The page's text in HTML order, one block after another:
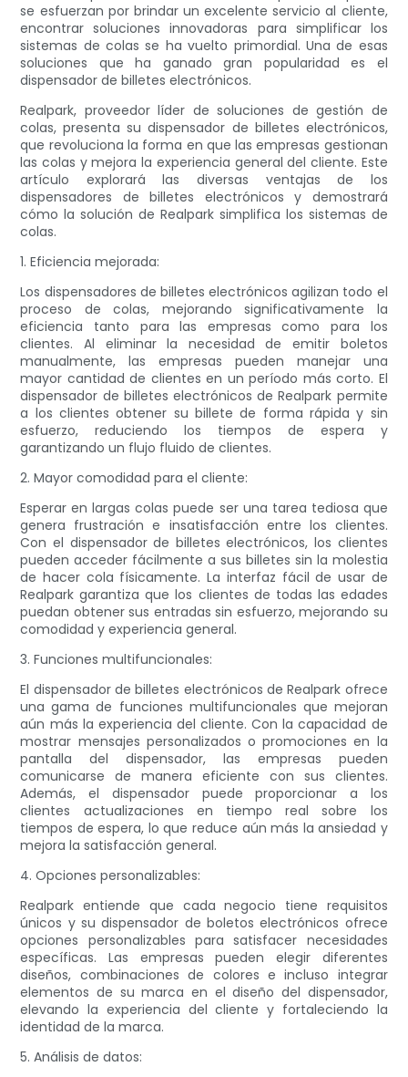
se esfuerzan por brindar un excelente servicio al cliente,
encontrar soluciones innovadoras para simplificar los
sistemas de colas se ha vuelto primordial. Una de esas
soluciones que ha ganado gran popularidad es el
dispensador de billetes electrónicos.
Realpark, proveedor líder de soluciones de gestión de
colas, presenta su dispensador de billetes electrónicos,
que revoluciona la forma en que las empresas gestionan
las colas y mejora la experiencia general del cliente. Este
artículo explorará las diversas ventajas de los
dispensadores de billetes electrónicos y demostrará
cómo la solución de Realpark simplifica los sistemas de
colas.
1. Eficiencia mejorada:
Los dispensadores de billetes electrónicos agilizan todo el
proceso de colas, mejorando significativamente la
eficiencia tanto para las empresas como para los
clientes. Al eliminar la necesidad de emitir boletos
manualmente, las empresas pueden manejar una
mayor cantidad de clientes en un período más corto. El
dispensador de billetes electrónicos de Realpark permite
a los clientes obtener su billete de forma rápida y sin
esfuerzo, reduciendo los tiempos de espera y
garantizando un flujo fluido de clientes.
2. Mayor comodidad para el cliente:
Esperar en largas colas puede ser una tarea tediosa que
genera frustración e insatisfacción entre los clientes.
Con el dispensador de billetes electrónicos, los clientes
pueden acceder fácilmente a sus billetes sin la molestia
de hacer cola físicamente. La interfaz fácil de usar de
Realpark garantiza que los clientes de todas las edades
puedan obtener sus entradas sin esfuerzo, mejorando su
comodidad y experiencia general.
3. Funciones multifuncionales:
El dispensador de billetes electrónicos de Realpark ofrece
una gama de funciones multifuncionales que mejoran
aún más la experiencia del cliente. Con la capacidad de
mostrar mensajes personalizados o promociones en la
pantalla del dispensador, las empresas pueden
comunicarse de manera eficiente con sus clientes.
Además, el dispensador puede proporcionar a los
clientes actualizaciones en tiempo real sobre los
tiempos de espera, lo que reduce aún más la ansiedad y
mejora la satisfacción general.
4. Opciones personalizables:
Realpark entiende que cada negocio tiene requisitos
únicos y su dispensador de boletos electrónicos ofrece
opciones personalizables para satisfacer necesidades
específicas. Las empresas pueden elegir diferentes
diseños, combinaciones de colores e incluso integrar
elementos de su marca en el diseño del dispensador,
elevando la experiencia del cliente y fortaleciendo la
identidad de la marca.
5. Análisis de datos: